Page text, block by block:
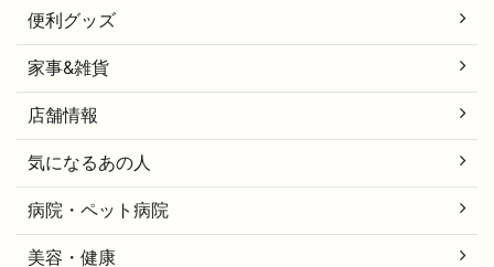
便利グッズ
家事&雑貨
店舗情報
気になるあの人
病院・ペット病院
美容・健康